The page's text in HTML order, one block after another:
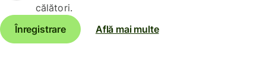
călători.
Înregistrare
Află mai multe